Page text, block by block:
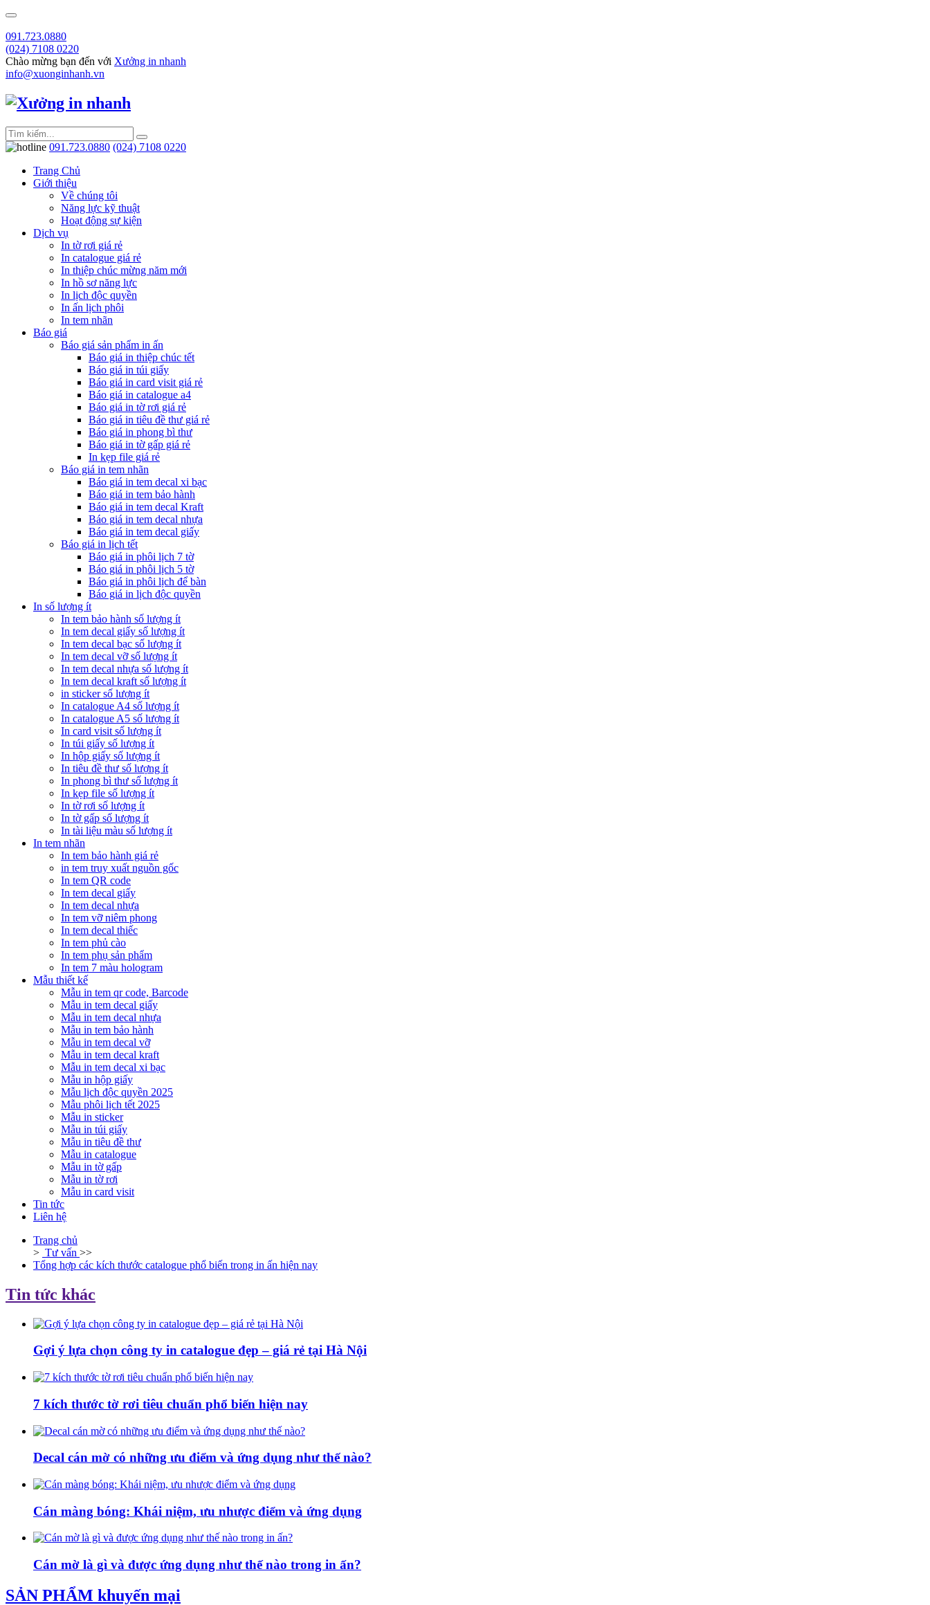
091.723.0880
(024) 7108 0220
Chào mừng bạn đến với Xưởng in nhanh
info@xuonginhanh.vn
091.723.0880 (024) 7108 0220
Trang Chủ
Giới thiệu
Về chúng tôi
Năng lực kỹ thuật
Hoạt động sự kiện
Dịch vụ
In tờ rơi giá rẻ
In catalogue giá rẻ
In thiệp chúc mừng năm mới
In hồ sơ năng lực
In lịch độc quyền
In ấn lịch phôi
In tem nhãn
Báo giá
Báo giá sản phẩm in ấn
Báo giá in thiệp chúc tết
Báo giá in túi giấy
Báo giá in card visit giá rẻ
Báo giá in catalogue a4
Báo giá in tờ rơi giá rẻ
Báo giá in tiêu đề thư giá rẻ
Báo giá in phong bì thư
Báo giá in tờ gấp giá rẻ
In kẹp file giá rẻ
Báo giá in tem nhãn
Báo giá in tem decal xi bạc
Báo giá in tem bảo hành
Báo giá in tem decal Kraft
Báo giá in tem decal nhựa
Báo giá in tem decal giấy
Báo giá in lịch tết
Báo giá in phôi lịch 7 tờ
Báo giá in phôi lịch 5 tờ
Báo giá in phôi lịch để bàn
Báo giá in lịch độc quyền
In số lượng ít
In tem bảo hành số lượng ít
In tem decal giấy số lượng ít
In tem decal bạc số lượng ít
In tem decal vỡ số lượng ít
In tem decal nhựa số lượng ít
In tem decal kraft số lượng ít
in sticker số lượng ít
In catalogue A4 số lượng ít
In catalogue A5 số lượng ít
In card visit số lượng ít
In túi giấy số lượng ít
In hộp giấy số lượng ít
In tiêu đề thư số lượng ít
In phong bì thư số lượng ít
In kẹp file số lượng ít
In tờ rơi số lượng ít
In tờ gấp số lượng ít
In tài liệu màu số lượng ít
In tem nhãn
In tem bảo hành giá rẻ
in tem truy xuất nguồn gốc
In tem QR code
In tem decal giấy
In tem decal nhựa
In tem vỡ niêm phong
In tem decal thiếc
In tem phủ cào
In tem phụ sản phẩm
In tem 7 màu hologram
Mẫu thiết kế
Mẫu in tem qr code, Barcode
Mẫu in tem decal giấy
Mẫu in tem decal nhựa
Mẫu in tem bảo hành
Mẫu in tem decal vỡ
Mẫu in tem decal kraft
Mẫu in tem decal xi bạc
Mẫu in hộp giấy
Mẫu lịch độc quyền 2025
Mẫu phôi lịch tết 2025
Mẫu in sticker
Mẫu in túi giấy
Mẫu in tiêu đề thư
Mẫu in catalogue
Mẫu in tờ gấp
Mẫu in tờ rơi
Mẫu in card visit
Tin tức
Liên hệ
Trang chủ
> Tư vấn >>
Tổng hợp các kích thước catalogue phổ biến trong in ấn hiện nay
Tin tức khác
Gợi ý lựa chọn công ty in catalogue đẹp – giá rẻ tại Hà Nội
7 kích thước tờ rơi tiêu chuẩn phổ biến hiện nay
Decal cán mờ có những ưu điểm và ứng dụng như thế nào?
Cán màng bóng: Khái niệm, ưu nhược điểm và ứng dụng
Cán mờ là gì và được ứng dụng như thế nào trong in ấn?
SẢN PHẨM khuyến mại